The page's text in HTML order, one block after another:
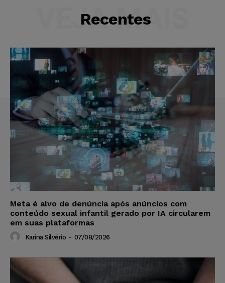
Recentes
VEJA MAIS
Meta é alvo de denúncia após anúncios com
conteúdo sexual infantil gerado por IA circularem
em suas plataformas
Karina Silvério - 07/08/2026